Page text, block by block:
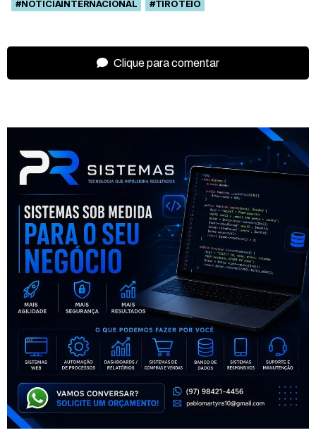
#NOTÍCIAINTERNACIONAL
#TIROTEIO
Clique para comentar